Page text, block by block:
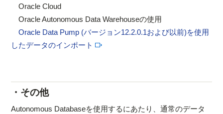
Oracle Cloud
Oracle Autonomous Data Warehouseの使用
Oracle Data Pump (バージョン12.2.0.1および以前)を使用
したデータのインポート
・その他
Autonomous Databaseを使用するにあたり、通常のデータ